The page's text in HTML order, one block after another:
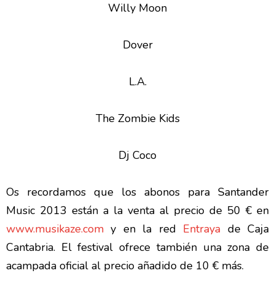
Willy Moon
Dover
L.A.
The Zombie Kids
Dj Coco
Os recordamos que los abonos para Santander
Music 2013 están a la venta al precio de 50 € en
www.musikaze.com y en la red Entraya de Caja
Cantabria. El festival ofrece también una zona de
acampada oficial al precio añadido de 10 € más.